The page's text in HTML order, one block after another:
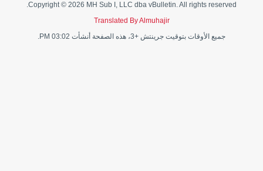
Copyright © 2026 MH Sub I, LLC dba vBulletin. All rights reserved.
Translated By Almuhajir
جميع الأوقات بتوقيت جرينتش +3، هذه الصفحة أنشأت 03:02 PM.